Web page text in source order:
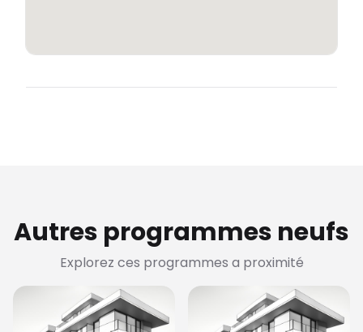
Autres programmes neufs
Explorez ces programmes a proximité